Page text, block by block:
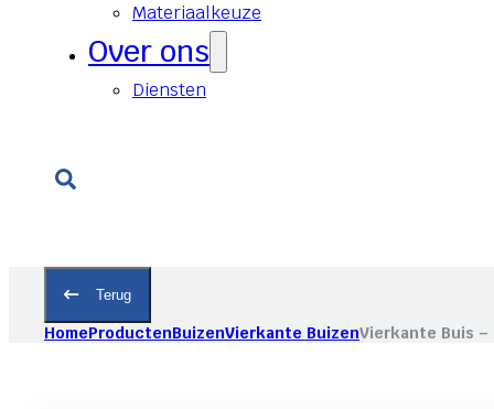
Materiaalkeuze
Over ons
Diensten
Terug
HomeProductenBuizenVierkante BuizenVierkante Buis –